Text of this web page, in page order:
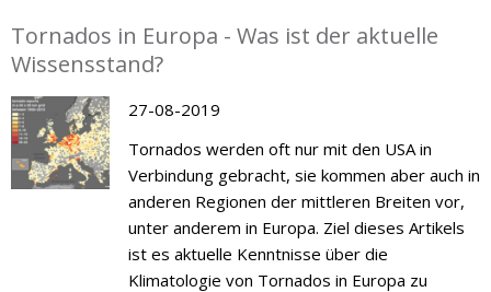
Tornados in Europa - Was ist der aktuelle
Wissensstand?
27-08-2019
Tornados werden oft nur mit den USA in
Verbindung gebracht, sie kommen aber auch in
anderen Regionen der mittleren Breiten vor,
unter anderem in Europa. Ziel dieses Artikels
ist es aktuelle Kenntnisse über die
Klimatologie von Tornados in Europa zu